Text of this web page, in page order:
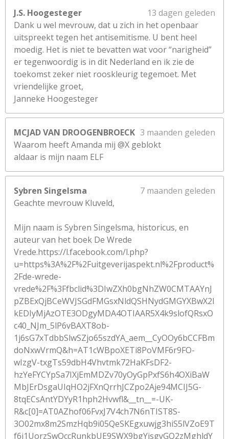
J.S. Hoogesteger
13 dagen geleden
Dank u wel mevrouw, dat u zich in het openbaar
uitspreekt tegen het antisemitisme. U bent heel
moedig. Het is niet te bevatten wat voor “narigheid”
er tegenwoordig is in dit Nederland en ik zie de
toekomst zeker niet rooskleurig tegemoet. Met
vriendelijke groet,
Janneke Hoogesteger
MCJAD VAN DROOGENBROECK 3 maanden geleden
Waarom heeft Amanda mij @X geblokt
aldaar is mijn naam ELF
Sybren Singelsma
7 maanden geleden
Geachte mevrouw Kluveld,
Mijn naam is Sybren Singelsma, historicus, en
auteur van het boek De Wrede
Vrede.https://l.facebook.com/l.php?
u=https%3A%2F%2Fuitgeverijaspekt.nl%2Fproduct%
2Fde-wrede-
vrede%2F%3Ffbclid%3DIwZXh0bgNhZW0CMTAAYnJ
pZBExQjBCeWVJSGdFMGsxNldQSHNydGMGYXBwX2l
kEDIyMjAzOTE3ODgyMDA4OTIAAR5X4k9slofQRsxO
c40_NJm_5lP6vBAXT8ob-
1j6sG7xTdbbSlwSZjo65szdYA_aem__CyOOy6bCCFBm
doNxwVrmQ&h=AT1cWBpoXETi8PoVMF6r9FO-
wIzgV-txgTs59dbH4Vhvtmk72HaKFsDF2-
hzYeFYCYpSa7IXjEmMDZv70yOyGpPxfS6h4OXiBaW
MbJErDsgaUIqHO2jFXnQrrhJCZpo2Aje94MCIJ5G-
8tqECsAntYDYyR1hph2Hvwfl&__tn__=-UK-
R&c[0]=AT0AZhof06FvxJ7V4ch7N6nTIST8S-
3O02mx8m2SmzHqb9i05QeSKEgxuwjg3hiS5lVZoE9T
f6j1UorzSwQccRunkbUE9SWX9bgYjsgyGQ2zMghldY